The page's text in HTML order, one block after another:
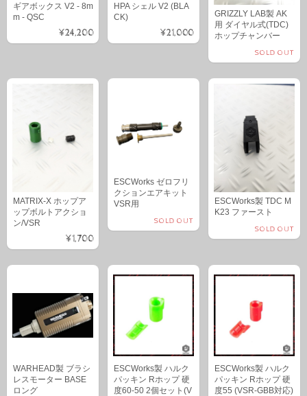
ギアボックス V2 - 8m
m - QSC
¥24,200
HPA シェル V2 (BLA
CK)
¥21,000
GRIZZLY LAB製 AK
用 ダイヤル式(TDC)
ホップチャンバー
SOLD OUT
MATRIX-X ホップア
ップボルトアクショ
ン/VSR
¥1,700
ESCWorks ゼロフリ
クションエアキット
VSR用
SOLD OUT
ESCWorks製 TDC M
K23 ファースト
SOLD OUT
WARHEAD製 ブラシ
レスモーター BASE
ロング
ESCWorks製 ハルク
パッキン Rホップ 硬
度60-50 2個セット(V
ESCWorks製 ハルク
パッキン Rホップ 硬
度55 (VSR-GBB対応)